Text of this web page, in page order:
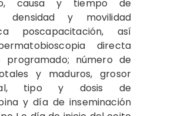
causa y tiempo de
densidad y movilidad
poscapacitación, así
directa
programado; número de
y maduros, grosor
tipo y dosis de
y día de inseminación